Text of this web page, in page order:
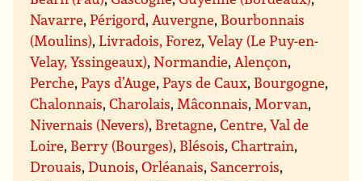
Navarre,Périgord, Auvergne, Bourbonnais
(Moulins),Livradois, Forez,Velay (Le Puy-en-
Velay, Yssingeaux),Normandie, Alençon,
Perche,Pays d’Auge,Pays de Caux, Bourgogne,
Chalonnais,Charolais, Mâconnais, Morvan,
Nivernais (Nevers), Bretagne,Centre, Val de
Loire, Berry (Bourges), Blésois,Chartrain,
Drouais,Dunois,Orléanais, Sancerrois,